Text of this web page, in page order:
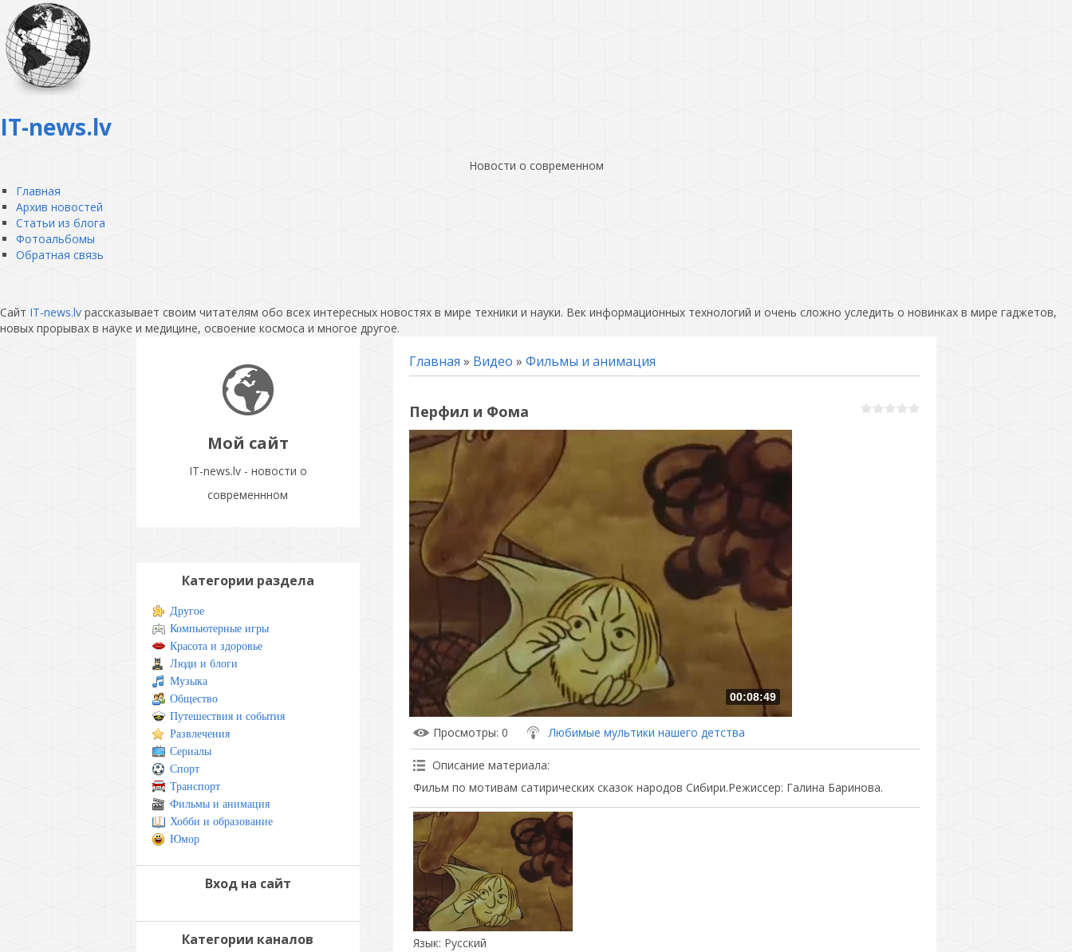
IT-news.lv
Новости о современном
Главная
Архив новостей
Статьи из блога
Фотоальбомы
Обратная связь
Сайт IT-news.lv рассказывает своим читателям обо всех интересных новостях в мире техники и науки. Век информационных технологий и очень сложно уследить о новинках в мире гаджетов,
новых прорывах в науке и медицине, освоение космоса и многое другое.
Мой сайт
IT-news.lv - новости о
современнном
Главная » Видео » Фильмы и анимация
Перфил и Фома
00:08:49
Просмотры: 0 Любимые мультики нашего детства
Описание материала:
Фильм по мотивам сатирических сказок народов Сибири.Режиссер: Галина Баринова.
Язык: Русский
Категории раздела
Другое
Компьютерные игры
Красота и здоровье
Люди и блоги
Музыка
Общество
Путешествия и события
Развлечения
Сериалы
Спорт
Транспорт
Фильмы и анимация
Хобби и образование
Юмор
Вход на сайт
Категории каналов